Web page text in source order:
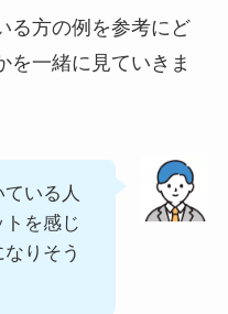
る方の例を参考にど
を一緒に見ていきま
いる人
を感じ
りそう